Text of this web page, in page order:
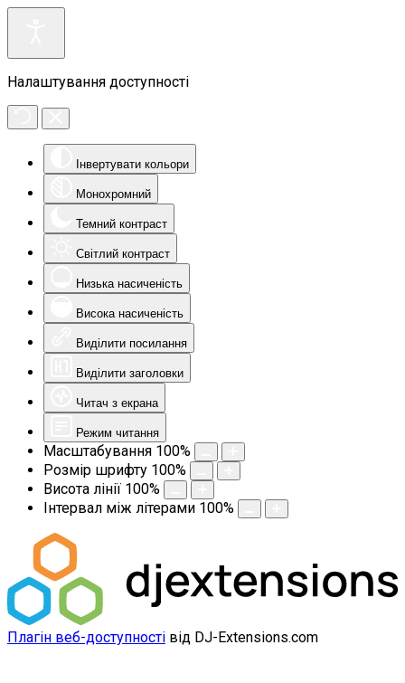
Налаштування доступності
Інвертувати кольори
Монохромний
Темний контраст
Світлий контраст
Низька насиченість
Висока насиченість
Виділити посилання
Виділити заголовки
Читач з екрана
Режим читання
Масштабування 100%
Розмір шрифту 100%
Висота лінії 100%
Інтервал між літерами 100%
Плагін веб-доступності від DJ-Extensions.com